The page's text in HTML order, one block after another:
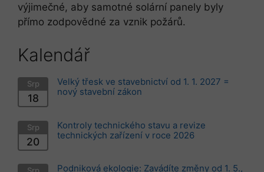
výjimečné, aby samotné solární panely byly
přímo zodpovědné za vznik požárů.
Kalendář
Srp
18
Velký třesk ve stavebnictví od 1. 1. 2027 =
nový stavební zákon
Srp
20
Kontroly technického stavu a revize
technických zařízení v roce 2026
Podniková ekologie: Zavádíte změny od 1. 5.,